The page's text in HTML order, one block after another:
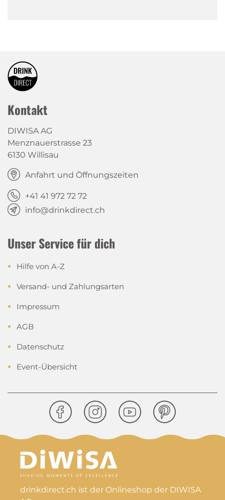
Kontakt
DIWISA AG
Menznauerstrasse 23
6130 Willisau
Anfahrt und Öffnungszeiten
+41 41 972 72 72
info@drinkdirect.ch
Unser Service für dich
Hilfe von A-Z
Versand- und Zahlungsarten
Impressum
AGB
Datenschutz
Event-Übersicht
drinkdirect.ch ist der Onlineshop der DIWISA